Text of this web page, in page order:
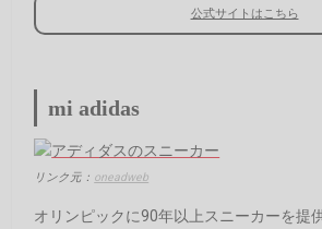
公式サイトはこちら
mi adidas
リンク元： oneadweb
オリンピックに90年以上スニーカーを提